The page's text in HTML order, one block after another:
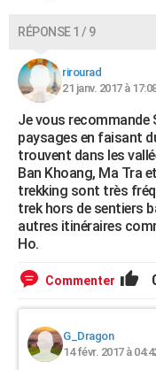
COPAINS D'AVANT
S'inscrire
Se connecter
Lycées
Collèges
Primaires
Universités
Entreprises
Service militaire
Avis de recherche
AVIS DE DÉCÈS
FORUM
Bricolage
Lifestyle
Culture
Sport
Auto
Television
Voyage
Cinema
RÉPONSE 1 / 9
rirourad
21 janv. 2017 à
Je vous recommande
paysages en faisant
trouvent dans les
Ban Khoang, Ma Tra
trekking sont très
trek hors de sentiers
autres itinéraires
Ho.
Commenter
G_Dragon
14 févr. 2017 à